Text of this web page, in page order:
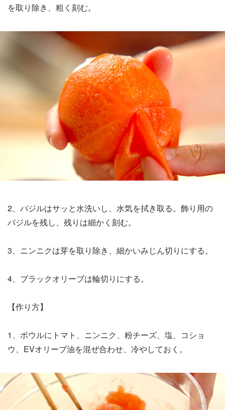
を取り除き、粗く刻む。
2、バジルはサッと水洗いし、水気を拭き取る。飾り用の
バジルを残し、残りは細かく刻む。
3、ニンニクは芽を取り除き、細かいみじん切りにする。
4、ブラックオリーブは輪切りにする。
【作り方】
1、ボウルにトマト、ニンニク、粉チーズ、塩、コショ
ウ、EVオリーブ油を混ぜ合わせ、冷やしておく。